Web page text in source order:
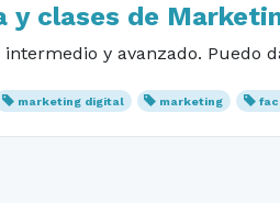
y clases de
intermedio y avanzado. Puedo
marketing digital marketing